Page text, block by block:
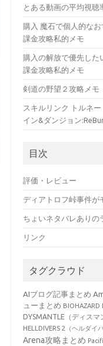
とある動画の平均視聴
購入 魔石で個人的な
課金攻略私的メモ
購入の解放で優先した
課金攻略私的メモ
剣道の野望２攻略メモ
スキルリンク トルネ
イン&ダンジョン
目次
評価・レビュー
ディアトロフ峠事件が
ちょいネタバレありの
リンク
タグクラウド
AIブログ記事まとめ
ューまとめ BIOHAZARD
DYSMANTLE（ディスマ
HELLDIVERS 2（ヘルダイ
Arena攻略まとめ